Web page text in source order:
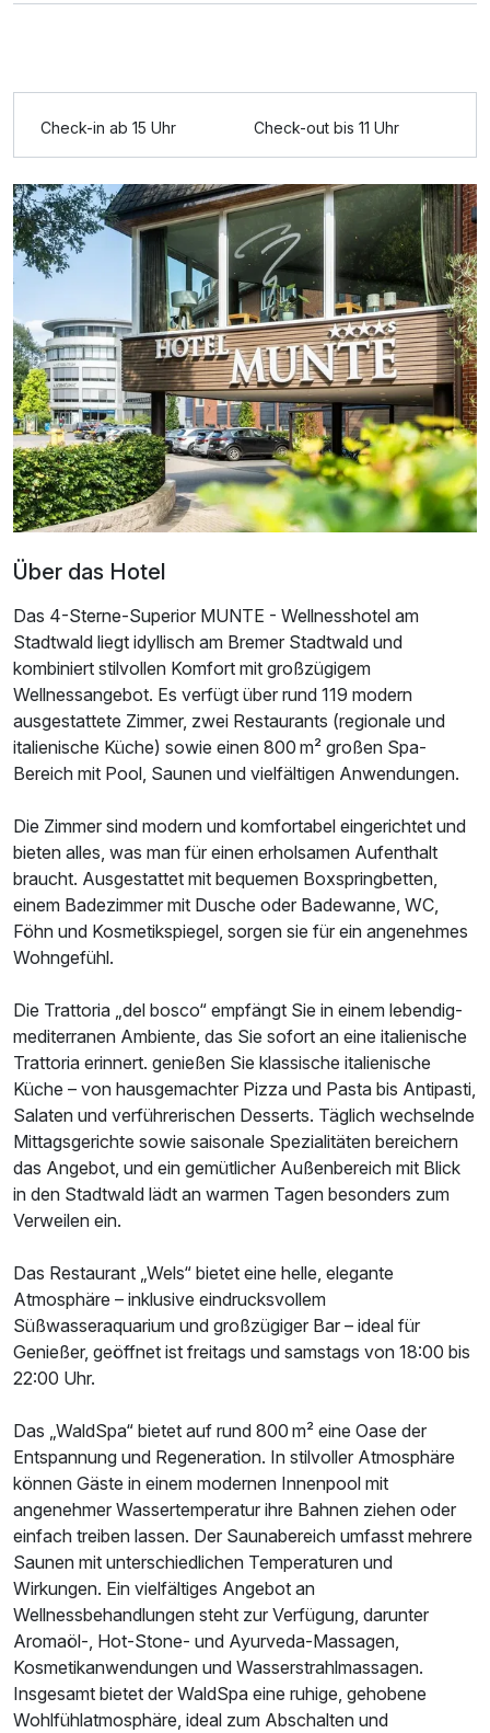
Doppelzimmer Klassik
2 Erwachsene
Ausstattung
335,00 €
Doppelzimmer Komfort
2 Erwachsene
Ausstattung
Doppelzimmer Superior
Check-in ab 15 Uhr Check-out bis 11 Uhr
Über das Hotel
Das 4-Sterne-Superior MUNTE - Wellnesshotel am
Stadtwald liegt idyllisch am Bremer Stadtwald und
kombiniert stilvollen Komfort mit großzügigem
Wellnessangebot. Es verfügt über rund 119 modern
ausgestattete Zimmer, zwei Restaurants (regionale und
italienische Küche) sowie einen 800 m² großen Spa-
Bereich mit Pool, Saunen und vielfältigen Anwendungen.
Die Zimmer sind modern und komfortabel eingerichtet und
bieten alles, was man für einen erholsamen Aufenthalt
braucht. Ausgestattet mit bequemen Boxspringbetten,
einem Badezimmer mit Dusche oder Badewanne, WC,
Föhn und Kosmetikspiegel, sorgen sie für ein angenehmes
Wohngefühl.
Die Trattoria „del bosco“ empfängt Sie in einem lebendig-
mediterranen Ambiente, das Sie sofort an eine italienische
Trattoria erinnert. genießen Sie klassische italienische
Küche – von hausgemachter Pizza und Pasta bis Antipasti,
Salaten und verführerischen Desserts. Täglich wechselnde
Mittagsgerichte sowie saisonale Spezialitäten bereichern
das Angebot, und ein gemütlicher Außenbereich mit Blick
in den Stadtwald lädt an warmen Tagen besonders zum
Verweilen ein.
Das Restaurant „Wels“ bietet eine helle, elegante
Atmosphäre – inklusive eindrucksvollem
Süßwasseraquarium und großzügiger Bar – ideal für
Genießer, geöffnet ist freitags und samstags von 18:00 bis
22:00 Uhr.
Das „WaldSpa“ bietet auf rund 800 m² eine Oase der
Entspannung und Regeneration. In stilvoller Atmosphäre
können Gäste in einem modernen Innenpool mit
angenehmer Wassertemperatur ihre Bahnen ziehen oder
einfach treiben lassen. Der Saunabereich umfasst mehrere
Saunen mit unterschiedlichen Temperaturen und
Wirkungen. Ein vielfältiges Angebot an
Wellnessbehandlungen steht zur Verfügung, darunter
Aromaöl-, Hot-Stone- und Ayurveda-Massagen,
Kosmetikanwendungen und Wasserstrahlmassagen.
Insgesamt bietet der WaldSpa eine ruhige, gehobene
Wohlfühlatmosphäre, ideal zum Abschalten und